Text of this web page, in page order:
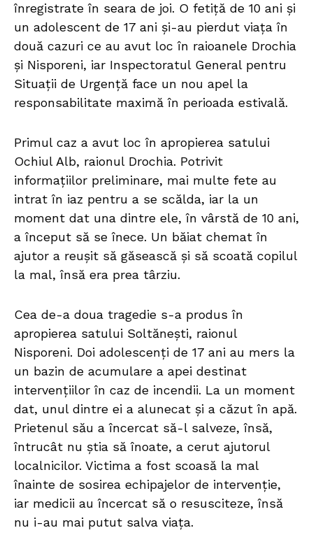
înregistrate în seara de joi. O fetiță de 10 ani și
un adolescent de 17 ani și-au pierdut viața în
două cazuri ce au avut loc în raioanele Drochia
și Nisporeni, iar Inspectoratul General pentru
Situații de Urgență face un nou apel la
responsabilitate maximă în perioada estivală.
Primul caz a avut loc în apropierea satului
Ochiul Alb, raionul Drochia. Potrivit
informațiilor preliminare, mai multe fete au
intrat în iaz pentru a se scălda, iar la un
moment dat una dintre ele, în vârstă de 10 ani,
a început să se înece. Un băiat chemat în
ajutor a reușit să găsească și să scoată copilul
la mal, însă era prea târziu.
Cea de-a doua tragedie s-a produs în
apropierea satului Soltănești, raionul
Nisporeni. Doi adolescenți de 17 ani au mers la
un bazin de acumulare a apei destinat
intervențiilor în caz de incendii. La un moment
dat, unul dintre ei a alunecat și a căzut în apă.
Prietenul său a încercat să-l salveze, însă,
întrucât nu știa să înoate, a cerut ajutorul
localnicilor. Victima a fost scoasă la mal
înainte de sosirea echipajelor de intervenție,
iar medicii au încercat să o resusciteze, însă
nu i-au mai putut salva viața.